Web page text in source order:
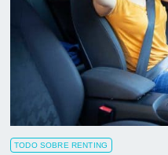
TODO SOBRE RENTING